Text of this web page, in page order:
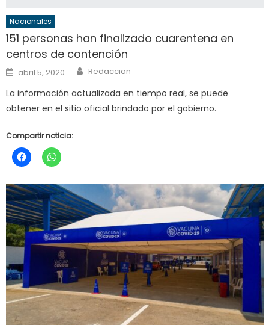
Nacionales
151 personas han finalizado cuarentena en
centros de contención
Posted
on
abril 5, 2020 Author
Redaccion
La información actualizada en tiempo real, se puede
obtener en el sitio oficial brindado por el gobierno.
Compartir noticia: